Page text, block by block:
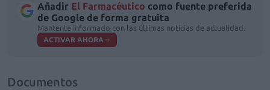
Añadir El Farmacéutico como fuente preferida
de Google de forma gratuita
Mantente informado con las últimas noticias de actualidad.
ACTIVAR AHORA
Documentos